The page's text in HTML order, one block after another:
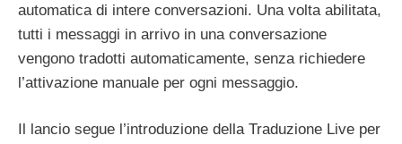
automatica di intere conversazioni. Una volta abilitata,
tutti i messaggi in arrivo in una conversazione
vengono tradotti automaticamente, senza richiedere
l’attivazione manuale per ogni messaggio.
Il lancio segue l’introduzione della Traduzione Live per